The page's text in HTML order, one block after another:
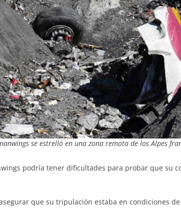
se estrelló en una zona remota de los Alpes
podría tener dificultades para probar que su
que su tripulación estaba en condiciones